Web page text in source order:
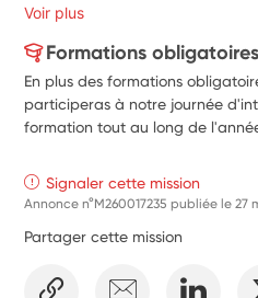
Voir plus
Formations obligatoires
En plus des formations
participeras à notre journée
formation tout au long de
Signaler cette mission
Annonce n°M260017235 publiée le27
Partager cette mission